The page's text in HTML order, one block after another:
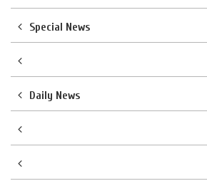
Special News
Daily News